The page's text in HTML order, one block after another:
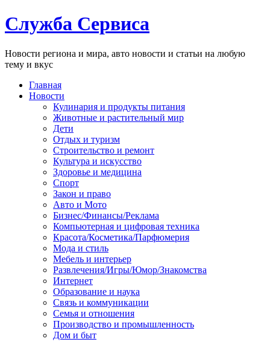
Служба Сервиса
Новости региона и мира, авто новости и статьи на любую
тему и вкус
Главная
Новости
Кулинария и продукты питания
Животные и растительный мир
Дети
Отдых и туризм
Строительство и ремонт
Культура и искусство
Здоровье и медицина
Спорт
Закон и право
Авто и Мото
Бизнес/Финансы/Реклама
Компьютерная и цифровая техника
Красота/Косметика/Парфюмерия
Мода и стиль
Мебель и интерьер
Развлечения/Игры/Юмор/Знакомства
Интернет
Образование и наука
Связь и коммуникации
Семья и отношения
Производство и промышленность
Дом и быт